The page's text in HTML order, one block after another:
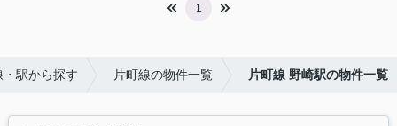
1
・駅から探す 片町線の物件一覧 片町線 野崎駅の物件一覧